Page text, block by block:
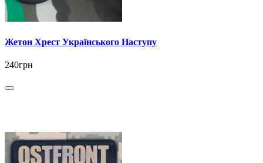
Жетон Хрест Українського Наступу
240грн